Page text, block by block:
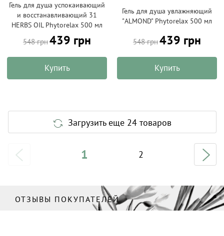
Гель для душа успокаивающий
и восстанавливающий 31
HERBS OIL Phytorelax 500 мл
548 грн439 грн
Купить
Гель для душа увлажняющий
"ALMOND" Phytorelax 500 мл
548 грн439 грн
Купить
Загрузить еще 24 товаров
1 2
ОТЗЫВЫ ПОКУПАТЕЛЕЙ